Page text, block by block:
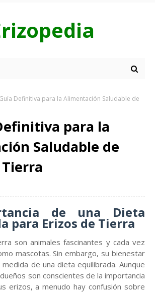
Definitiva para la Alimentación Saludable de
para la
Saludable de
Tierra
de una Dieta
para Erizos de Tierra
son animales fascinantes y cada vez
mascotas. Sin embargo, su bienestar
de una dieta equilibrada. Aunque
son conscientes de la importancia
erizos, a menudo hay confusión sobre